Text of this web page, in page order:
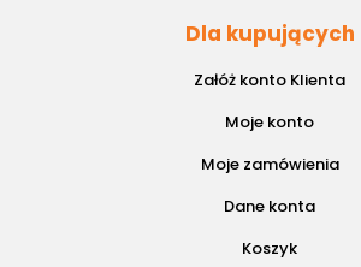
Dla kupujących
Załóż konto Klienta
Moje konto
Moje zamówienia
Dane konta
Koszyk